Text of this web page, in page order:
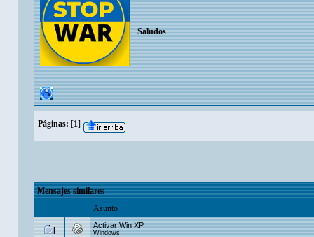
Saludos
Páginas: [1]
Mensajes similares
Asunto
Activar Win XP
Windows